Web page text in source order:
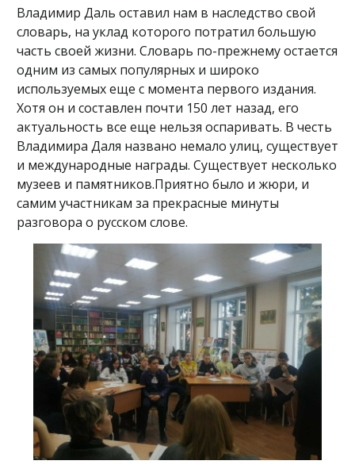
Владимир Даль оставил нам в наследство свой
словарь, на уклад которого потратил большую
часть своей жизни. Словарь по-прежнему остается
одним из самых популярных и широко
используемых еще с момента первого издания.
Хотя он и составлен почти 150 лет назад, его
актуальность все еще нельзя оспаривать. В честь
Владимира Даля названо немало улиц, существует
и международные награды. Существует несколько
музеев и памятников.Приятно было и жюри, и
самим участникам за прекрасные минуты
разговора о русском слове.